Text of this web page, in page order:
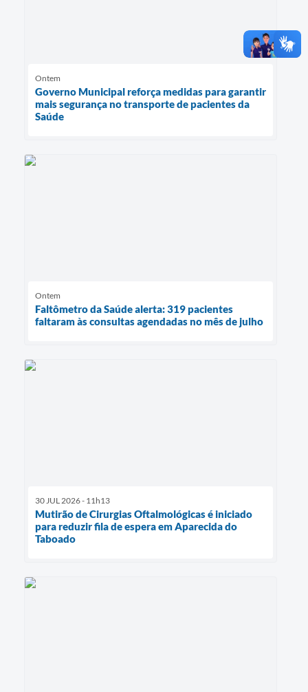
Ontem
Governo Municipal reforça medidas para garantir
mais segurança no transporte de pacientes da
Saúde
Ontem
Faltômetro da Saúde alerta: 319 pacientes
faltaram às consultas agendadas no mês de julho
30 JUL 2026 - 11h13
Mutirão de Cirurgias Oftalmológicas é iniciado
para reduzir fila de espera em Aparecida do
Taboado